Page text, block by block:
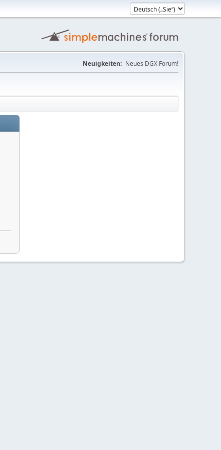
Neuigkeiten: Neues DGX Forum!